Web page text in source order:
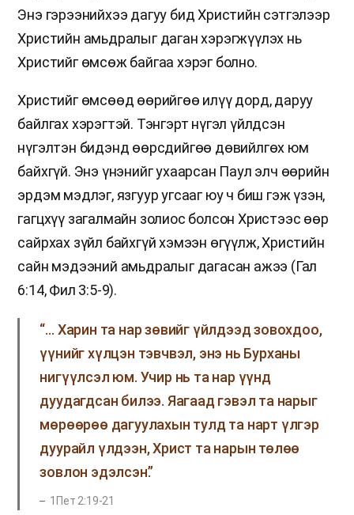
Энэ гэрээнийхээ дагуу бид Христийн сэтгэлээр
Христийн амьдралыг даган хэрэгжүүлэх нь
Христийг өмсөж байгаа хэрэг болно.
Христийг өмсөөд өөрийгөө илүү дорд, даруу
байлгах хэрэгтэй. Тэнгэрт нүгэл үйлдсэн
нүгэлтэн бидэнд өөрсдийгөө дөвийлгөх юм
байхгүй. Энэ үнэнийг ухаарсан Паул элч өөрийн
эрдэм мэдлэг, язгуур угсааг юу ч биш гэж үзэн,
гагцхүү загалмайн золиос болсон Христээс өөр
сайрхах зүйл байхгүй хэмээн өгүүлж, Христийн
сайн мэдээний амьдралыг дагасан ажээ (Гал
6:14, Фил 3:5-9).
“… Харин та нар зөвийг үйлдээд зовохдоо,
үүнийг хүлцэн тэвчвэл, энэ нь Бурханы
нигүүлсэл юм. Учир нь та нар үүнд
дуудагдсан билээ. Яагаад гэвэл та нарыг
мөрөөрөө дагуулахын тулд та нарт үлгэр
дуурайл үлдээн, Христ та нарын төлөө
зовлон эдэлсэн.”
1Пет 2:19-21